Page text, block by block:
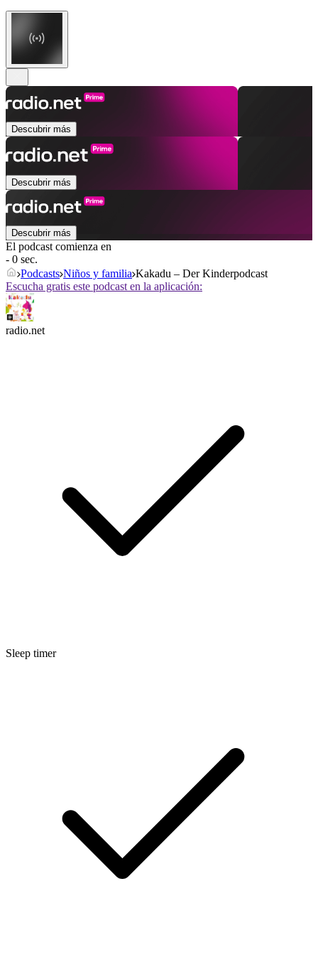
Descubrir más
Descubrir más
Descubrir más
El podcast comienza en
- 0 sec.
Podcasts Niños y familia Kakadu – Der Kinderpodcast
Escucha gratis este podcast en la aplicación:
radio.net
Sleep timer